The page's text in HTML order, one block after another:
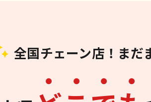
全国チェーン店！まだ